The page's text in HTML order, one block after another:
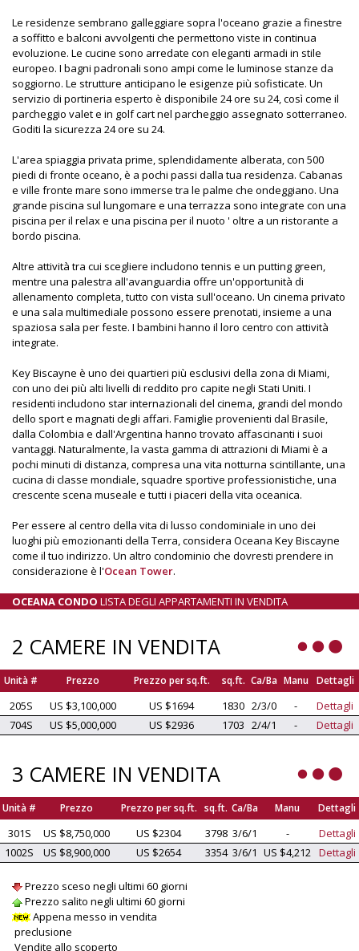
Le residenze sembrano galleggiare sopra l'oceano grazie a finestre
a soffitto e balconi avvolgenti che permettono viste in continua
evoluzione. Le cucine sono arredate con eleganti armadi in stile
europeo. I bagni padronali sono ampi come le luminose stanze da
soggiorno. Le strutture anticipano le esigenze più sofisticate. Un
servizio di portineria esperto è disponibile 24 ore su 24, così come il
parcheggio valet e in golf cart nel parcheggio assegnato sotterraneo.
Goditi la sicurezza 24 ore su 24.
L'area spiaggia privata prime, splendidamente alberata, con 500
piedi di fronte oceano, è a pochi passi dalla tua residenza. Cabanas
e ville fronte mare sono immerse tra le palme che ondeggiano. Una
grande piscina sul lungomare e una terrazza sono integrate con una
piscina per il relax e una piscina per il nuoto ' oltre a un ristorante a
bordo piscina.
Altre attività tra cui scegliere includono tennis e un putting green,
mentre una palestra all'avanguardia offre un'opportunità di
allenamento completa, tutto con vista sull'oceano. Un cinema privato
e una sala multimediale possono essere prenotati, insieme a una
spaziosa sala per feste. I bambini hanno il loro centro con attività
integrate.
Key Biscayne è uno dei quartieri più esclusivi della zona di Miami,
con uno dei più alti livelli di reddito pro capite negli Stati Uniti. I
residenti includono star internazionali del cinema, grandi del mondo
dello sport e magnati degli affari. Famiglie provenienti dal Brasile,
dalla Colombia e dall'Argentina hanno trovato affascinanti i suoi
vantaggi. Naturalmente, la vasta gamma di attrazioni di Miami è a
pochi minuti di distanza, compresa una vita notturna scintillante, una
cucina di classe mondiale, squadre sportive professionistiche, una
crescente scena museale e tutti i piaceri della vita oceanica.
Per essere al centro della vita di lusso condominiale in uno dei
luoghi più emozionanti della Terra, considera Oceana Key Biscayne
come il tuo indirizzo. Un altro condominio che dovresti prendere in
considerazione è l'Ocean Tower.
OCEANA CONDO LISTA DEGLI APPARTAMENTI IN VENDITA
2 CAMERE IN VENDITA
Unità # Prezzo Prezzo per sq.ft. sq.ft. Ca/Ba Manu Dettagli
205S US $3,100,000 US $1694 1830 2/3/0 -
Dettagli
704S
US $5,000,000 US $2936 1703 2/4/1 - Dettagli
3 CAMERE IN VENDITA
Unità # Prezzo Prezzo per sq.ft. sq.ft. Ca/Ba Manu Dettagli
301S US $8,750,000 US $2304 3798 3/6/1 -
Dettagli
1002S
US $8,900,000 US $2654 3354 3/6/1 US $4,212 Dettagli
Prezzo sceso negli ultimi 60 giorni
Prezzo salito negli ultimi 60 giorni
Appena messo in vendita
preclusione
Vendite allo scoperto